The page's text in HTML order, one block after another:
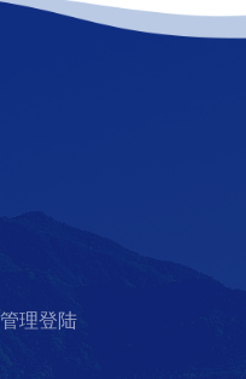
管理登陆